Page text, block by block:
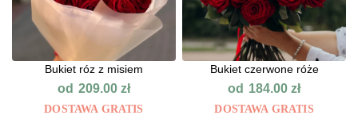
Bukiet róz z misiem
od 209.00 zł
DOSTAWA GRATIS
Bukiet czerwone róże
od 184.00zł
DOSTAWA GRATIS